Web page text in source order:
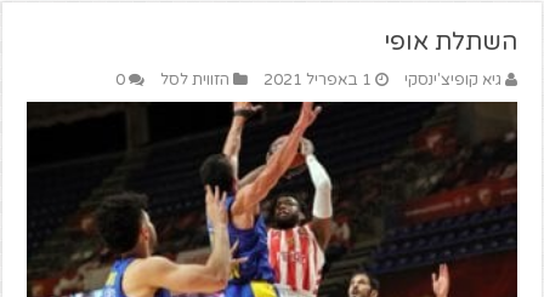
השתלת אופי
גיא קופיצ'ינסקי 1 באפריל 2021 הזווית לסל 0